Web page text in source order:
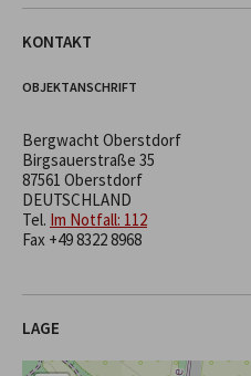
KONTAKT
OBJEKTANSCHRIFT
Bergwacht Oberstdorf
Birgsauerstraße 35
87561 Oberstdorf
DEUTSCHLAND
Tel. Im Notfall: 112
Fax +49 8322 8968
LAGE